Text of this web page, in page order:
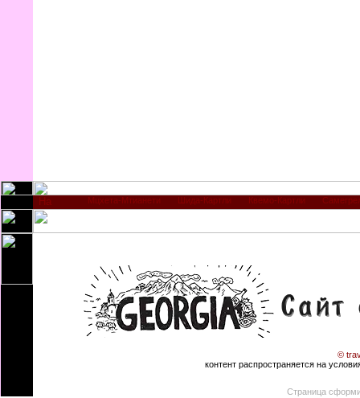
Мцхета-Мтианети Шида-Картли Квемо-Картли
©
контент распространяется на
Страница